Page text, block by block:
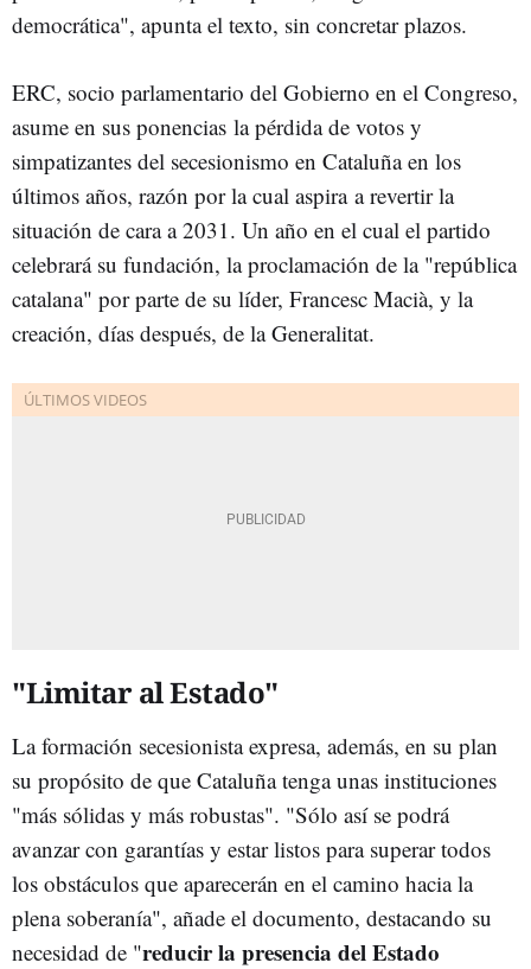
democrática", apunta el texto, sin concretar plazos.
ERC, socio parlamentario del Gobierno en el Congreso,
asume en sus ponencias la pérdida de votos y
simpatizantes del secesionismo en Cataluña en los
últimos años, razón por la cual aspira a revertir la
situación de cara a 2031. Un año en el cual el partido
celebrará su fundación, la proclamación de la "república
catalana" por parte de su líder, Francesc Macià, y la
creación, días después, de la Generalitat.
"Limitar al Estado"
La formación secesionista expresa, además, en su plan
su propósito de que Cataluña tenga unas instituciones
"más sólidas y más robustas". "Sólo así se podrá
avanzar con garantías y estar listos para superar todos
los obstáculos que aparecerán en el camino hacia la
plena soberanía", añade el documento, destacando su
necesidad de "reducir la presencia del Estado